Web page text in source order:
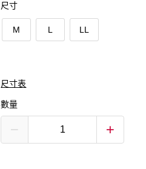
尺寸
M L LL
尺寸表
數量